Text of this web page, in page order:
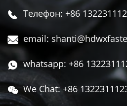
 Телефон: +86
 email:
 whatsapp: +86
 We Chat: +86